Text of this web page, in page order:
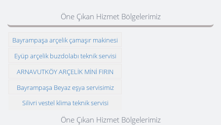
Öne Çıkan Hizmet Bölgelerimiz
Bayrampaşa arçelik çamaşır makinesi
Eyüp arçelik buzdolabı teknik servisi
ARNAVUTKÖY ARÇELİK MİNİ FIRIN
Bayrampaşa Beyaz eşya servisimiz
Silivri vestel klima teknik servisi
Öne Çıkan Hizmet Bölgelerimiz